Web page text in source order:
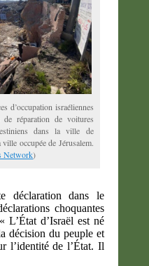
d’occupation israéliennes
réparation de voitures
dans la ville de
occupée de Jérusalem.
Network)
déclaration dans le
choquantes
L’État d’Israël est né
décision du peuple et
l’identité de l’État. Il